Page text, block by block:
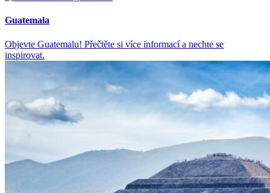
Guatemala
Objevte Guatemalu! Přečtěte si více informací a nechte se
inspirovat.